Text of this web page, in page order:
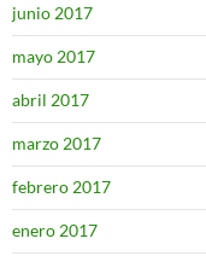
junio 2017
mayo 2017
abril 2017
marzo 2017
febrero 2017
enero 2017